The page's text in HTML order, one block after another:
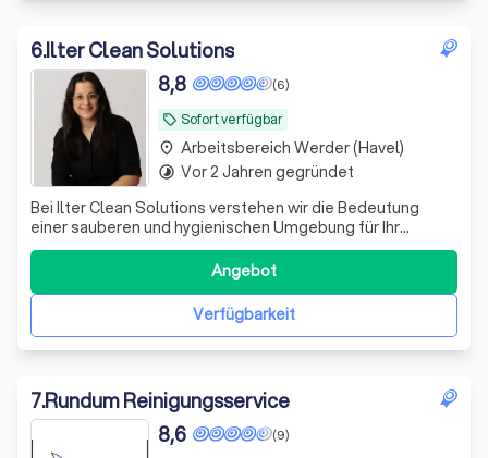
6.Ilter Clean Solutions
local_offer Sofort verfügbar
(6)
8,8
Bei Ilter Clean Solutions verstehen wir die Bedeutung
einer sauberen und hygienischen Umgebung für Ihr
Geschäft oder Ihre Einrichtung. Als Ihr zuverlässiger
Partner für professionelle Reinigungsdienstleistungen
bieten wir eine breite Palette an Lösungen, die speziell
auf Ihre Bedürfnisse zugeschnitt
Verfügbarkeit
Angebot
place Arbeitsbereich Werder (Havel)
timelapse Vor 2 Jahren gegründet
7.Rundum Reinigungsservice
(9)
8,6